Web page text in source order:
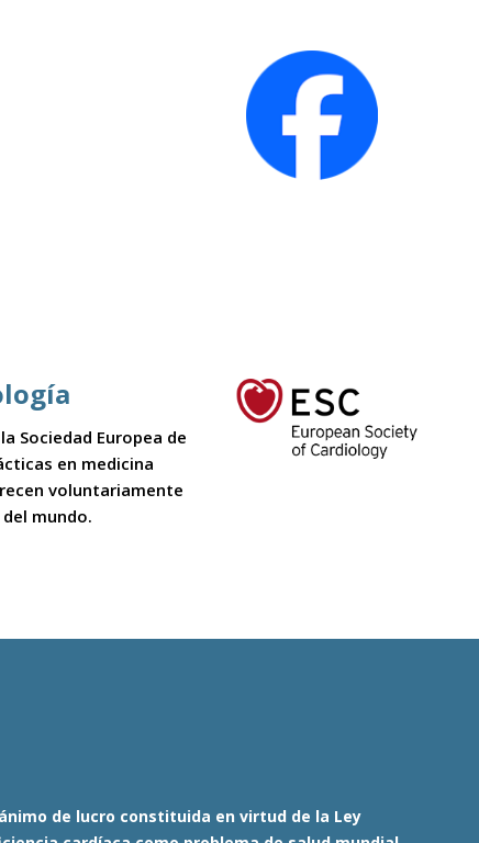
Sociedad Europea de
en medicina
voluntariamente
mundo.
de lucro constituida en virtud de la Ley